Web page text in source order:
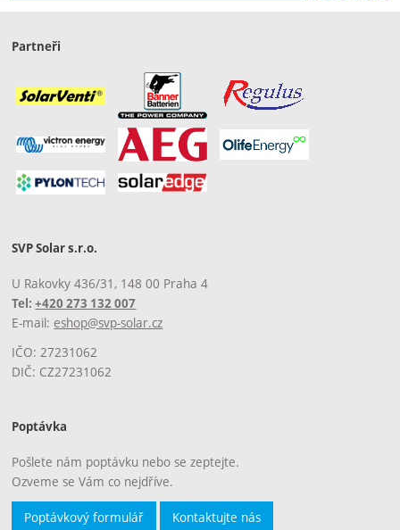
Partneři
SVP Solar s.r.o.
U Rakovky 436/31, 148 00 Praha 4
Tel:+420 273 132 007
E-mail: eshop@svp-solar.cz
IČO: 27231062
DIČ: CZ27231062
Poptávka
Pošlete nám poptávku nebo se zeptejte.
Ozveme se Vám co nejdříve.
Poptávkový formulář Kontaktujte nás